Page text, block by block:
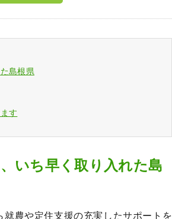
島根県
す
いち早く取り入れた島
農や定住支援の充実したサポートを